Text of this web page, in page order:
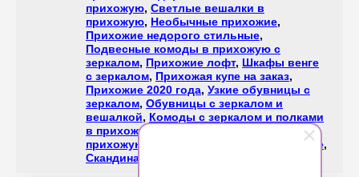
прихожую, Светлые вешалки в
прихожую, Необычные прихожие,
Прихожие недорого стильные,
Подвесные комоды в прихожую с
зеркалом, Прихожие лофт, Шкафы венге
с зеркалом, Прихожая купе на заказ,
Прихожие 2020 года, Узкие обувницы с
зеркалом, Обувницы с зеркалом и
вешалкой, Комоды с зеркалом и полками
в прихожую
прихожую
Современные узкие прихожие,
Скандинавские вешалки в прихожую